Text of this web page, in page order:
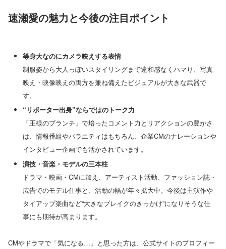
速瀬愛の魅力と今後の注目ポイント
等身大なのにカメラ映えする表情
制服姿から大人っぽいスタイリングまで違和感なくハマり、写真
映え・映像映えの両方を兼ね備えたビジュアルが大きな武器で
す。
“リポーター出身”ならではのトーク力
「王様のブランチ」で培ったコメント力とリアクションの豊かさ
は、情報番組やバラエティはもちろん、企業CMのナレーションや
インタビュー企画でも活かされています。
演技・音楽・モデルの三本柱
ドラマ・映画・CMに加え、アーティスト活動、ファッション誌・
広告でのモデル仕事と、活動の幅が年々拡大中。今後は主演作や
タイアップ楽曲など“大きなブレイクのきっかけ”になりそうな仕
事にも期待が高まります。
CMやドラマで「気になる…」と思った方は、公式サイトのプロフィー